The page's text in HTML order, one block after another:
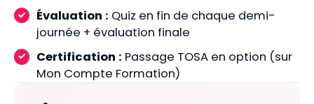
Évaluation : Quiz en fin de chaque demi-
journée + évaluation finale
Certification : Passage TOSA en option (sur
Mon Compte Formation)